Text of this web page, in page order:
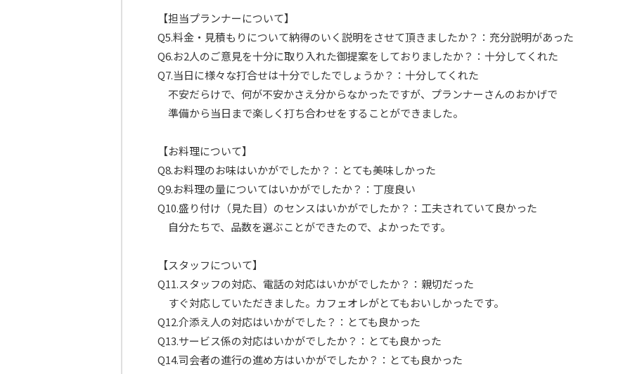
【担当プランナーについて】
Q5.料金・見積もりについて納得のいく説明をさせて頂きましたか？：充分説明があった
Q6.お2人のご意見を十分に取り入れた御提案をしておりましたか？：十分してくれた
Q7.当日に様々な打合せは十分でしたでしょうか？：十分してくれた
不安だらけで、何が不安かさえ分からなかったですが、プランナーさんのおかげで
準備から当日まで楽しく打ち合わせをすることができました。
【お料理について】
Q8.お料理のお味はいかがでしたか？：とても美味しかった
Q9.お料理の量についてはいかがでしたか？：丁度良い
Q10.盛り付け（見た目）のセンスはいかがでしたか？：工夫されていて良かった
自分たちで、品数を選ぶことができたので、よかったです。
【スタッフについて】
Q11.スタッフの対応、電話の対応はいかがでしたか？：親切だった
すぐ対応していただきました。カフェオレがとてもおいしかったです。
Q12.介添え人の対応はいかがでした？：とても良かった
Q13.サービス係の対応はいかがでしたか？：とても良かった
Q14.司会者の進行の進め方はいかがでしたか？：とても良かった